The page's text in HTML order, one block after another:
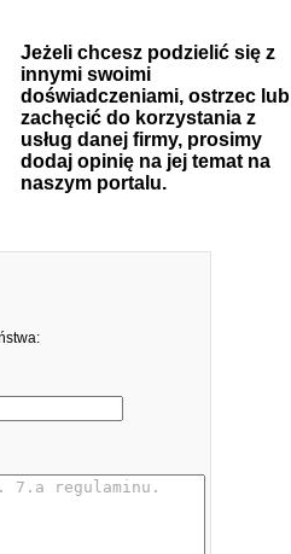
Jeżeli chcesz podzielić się z
innymi swoimi
doświadczeniami, ostrzec lub
zachęcić do korzystania z
usług danej firmy, prosimy
dodaj opinię na jej temat na
naszym portalu.